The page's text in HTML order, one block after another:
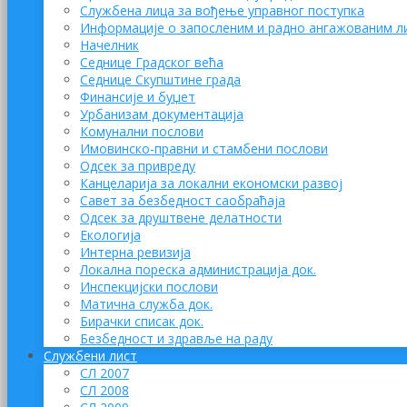
Службена лица за вођење управног поступка
Информације о запосленим и радно ангажованим
Начелник
Седнице Градског већа
Седнице Скупштине града
Финансије и буџет
Урбанизам документација
Комунални послови
Имовинско-правни и стамбени послови
Одсек за привреду
Канцеларија за локални економски развој
Савет за безбедност саобраћаја
Одсек за друштвене делатности
Eкологија
Интерна ревизија
Локална пореска администрација док.
Инспекцијски послови
Матична служба док.
Бирачки списак док.
Безбедност и здравље на раду
Службени лист
СЛ 2007
СЛ 2008